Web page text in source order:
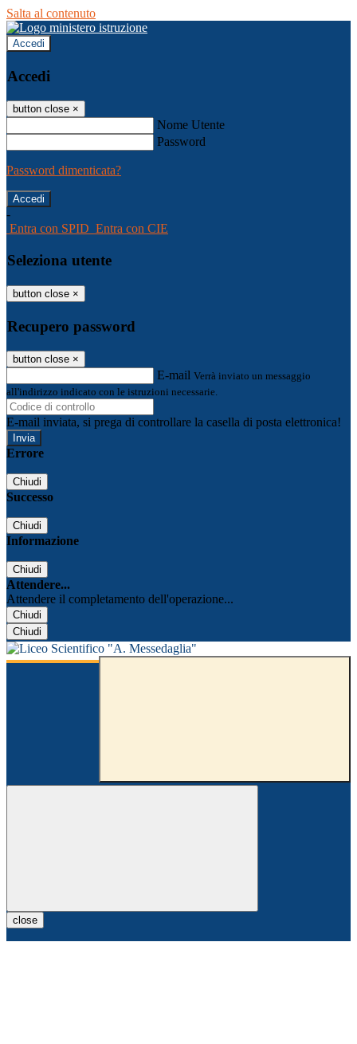
Salta al contenuto
Accedi
Accedi
button close ×
Nome Utente
Password
Password dimenticata?
-
Entra con SPID Entra con CIE
Seleziona utente
button close ×
Recupero password
button close ×
E-mail Verrà inviato un messaggio
all'indirizzo indicato con le istruzioni necessarie.
E-mail inviata, si prega di controllare la casella di posta elettronica!
Errore
Chiudi
Successo
Chiudi
Informazione
Chiudi
Attendere...
Attendere il completamento dell'operazione...
Chiudi
Chiudi
close